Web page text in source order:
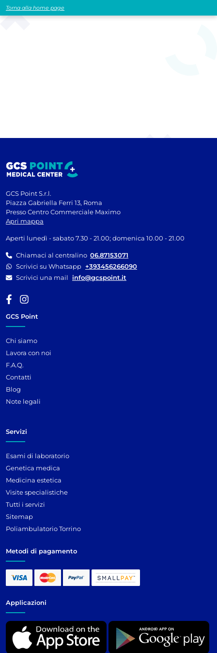
Torna alla home page
GCS Point S.r.l.
Piazza Gabriella Ferri 13, Roma
Presso Centro Commerciale Maximo
Apri mappa
Aperti lunedì - sabato 7.30 - 21.00; domenica 10.00 - 21.00
Chiamaci al centralino 06.87153071
Scrivici su Whatsapp +393456266090
Scrivici una mail
info@gcspoint.it
GCS Point
Chi siamo
Lavora con noi
F.A.Q.
Contatti
Blog
Note legali
Servizi
Esami di laboratorio
Genetica medica
Medicina estetica
Visite specialistiche
Tutti i servizi
Sitemap
Poliambulatorio Torrino
Metodi di pagamento
Applicazioni